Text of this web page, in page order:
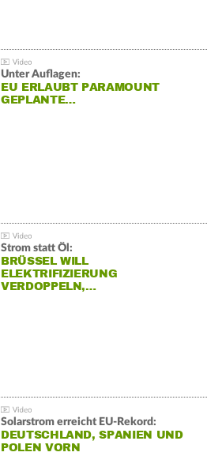
Unter Auflagen:
EU ERLAUBT PARAMOUNT
GEPLANTE…
Strom statt Öl:
BRÜSSEL WILL
ELEKTRIFIZIERUNG
VERDOPPELN,…
Solarstrom erreicht EU-Rekord:
DEUTSCHLAND, SPANIEN UND
POLEN VORN